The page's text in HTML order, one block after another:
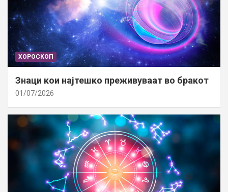
ХОРОСКОП
Знаци кои најтешко преживуваат во бракот
01/07/2026